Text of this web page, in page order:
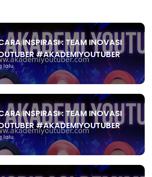
INSPIRASI : TEAM INOVASI
#AKADEMIYOUTUBER
lalu
INSPIRASI : TEAM INOVASI
#AKADEMIYOUTUBER
lalu